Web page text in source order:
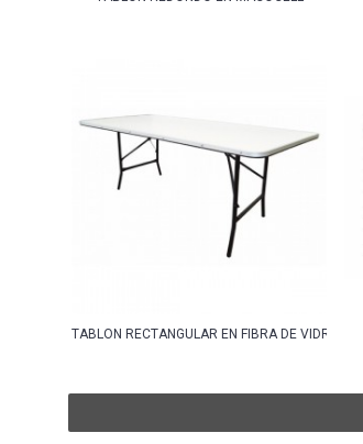
TABLON RECTANGULAR EN FIBRA DE VIDRIO